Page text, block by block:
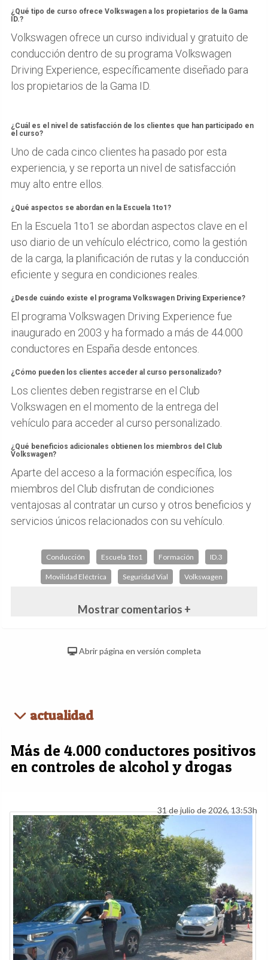
¿Qué tipo de curso ofrece Volkswagen a los propietarios de la Gama
ID.?
Volkswagen ofrece un curso individual y gratuito de
conducción dentro de su programa Volkswagen
Driving Experience, específicamente diseñado para
los propietarios de la Gama ID.
¿Cuál es el nivel de satisfacción de los clientes que han participado en
el curso?
Uno de cada cinco clientes ha pasado por esta
experiencia, y se reporta un nivel de satisfacción
muy alto entre ellos.
¿Qué aspectos se abordan en la Escuela 1to1?
En la Escuela 1to1 se abordan aspectos clave en el
uso diario de un vehículo eléctrico, como la gestión
de la carga, la planificación de rutas y la conducción
eficiente y segura en condiciones reales.
¿Desde cuándo existe el programa Volkswagen Driving Experience?
El programa Volkswagen Driving Experience fue
inaugurado en 2003 y ha formado a más de 44.000
conductores en España desde entonces.
¿Cómo pueden los clientes acceder al curso personalizado?
Los clientes deben registrarse en el Club
Volkswagen en el momento de la entrega del
vehículo para acceder al curso personalizado.
¿Qué beneficios adicionales obtienen los miembros del Club
Volkswagen?
Aparte del acceso a la formación específica, los
miembros del Club disfrutan de condiciones
ventajosas al contratar un curso y otros beneficios y
servicios únicos relacionados con su vehículo.
Conducción Escuela 1to1 Formación ID.3
Movilidad Eléctrica Seguridad Vial Volkswagen
Mostrar comentarios +
Abrir página en versión completa
actualidad
Más de 4.000 conductores positivos
en controles de alcohol y drogas
31 de julio de 2026, 13:53h